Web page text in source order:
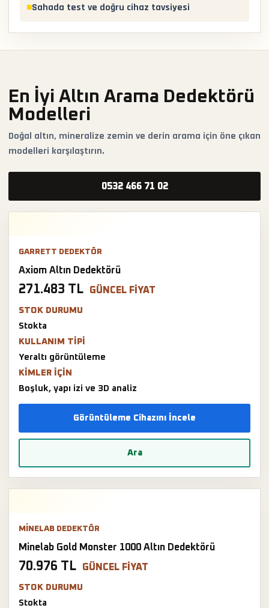
Sahada test ve doğru cihaz tavsiyesi
En İyi Altın Arama Dedektörü
Modelleri
Doğal altın, mineralize zemin ve derin arama için öne çıkan
modelleri karşılaştırın.
0532 466 71 02
GARRETT DEDEKTÖR
Axiom Altın Dedektörü
271.483 TL GÜNCEL FIYAT
STOK DURUMU
Stokta
KULLANIM TIPI
Yeraltı görüntüleme
KIMLER IÇIN
Boşluk, yapı izi ve 3D analiz
Görüntüleme Cihazını İncele
Ara
MINELAB DEDEKTÖR
Minelab Gold Monster 1000 Altın Dedektörü
70.976 TL GÜNCEL FIYAT
STOK DURUMU
Stokta